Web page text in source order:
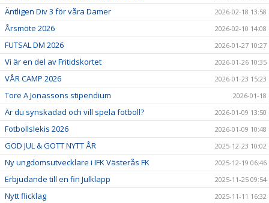
Äntligen Div 3 för våra Damer 2026-02-18 13:58
Årsmöte 2026 2026-02-10 14:08
FUTSAL DM 2026 2026-01-27 10:27
Vi är en del av Fritidskortet 2026-01-26 10:35
VÅR CAMP 2026 2026-01-23 15:23
Tore A Jonassons stipendium 2026-01-18
Är du synskadad och vill spela fotboll? 2026-01-09 13:50
Fotbollslekis 2026 2026-01-09 10:48
GOD JUL & GOTT NYTT ÅR 2025-12-23 10:02
Ny ungdomsutvecklare i IFK Västerås FK 2025-12-19 06:46
Erbjudande till en fin Julklapp 2025-11-25 09:54
Nytt flicklag 2025-11-11 16:32